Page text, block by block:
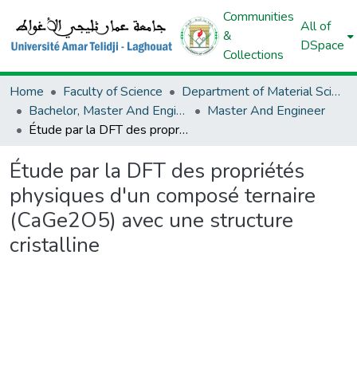
Communities
&
Collections
All of
DSpace
Home Faculty of Science
Department of Material Sciences
Bachelor, Master And Engineer (Material Sciences)
Master And Engineer
Étude par la DFT des propriétés physiques d'un composé ternaire (CaGe2O5) avec une structure cristalline
Étude par la DFT des propriétés
physiques d'un composé ternaire
(CaGe2O5) avec une structure
cristalline